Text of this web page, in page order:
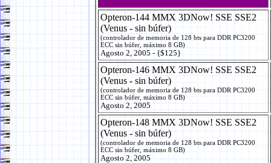
Opteron-144 MMX 3DNow! SSE SSE2
(Venus - sin búfer)
(controlador de memoria de 128 bts para DDR PC3200
ECC sin búfer, máximo 8 GB)
Agosto 2, 2005 - {$125}
Opteron-146 MMX 3DNow! SSE SSE2
(Venus - sin búfer)
(controlador de memoria de 128 bts para DDR PC3200
ECC sin búfer, máximo 8 GB)
Agosto 2, 2005
Opteron-148 MMX 3DNow! SSE SSE2
(Venus - sin búfer)
(controlador de memoria de 128 bts para DDR PC3200
ECC sin búfer, máximo 8 GB)
Agosto 2, 2005